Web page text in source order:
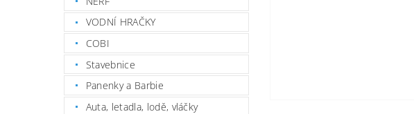
VODNÍ HRAČKY
COBI
Stavebnice
Panenky a Barbie
Auta, letadla, lodě, vláčky